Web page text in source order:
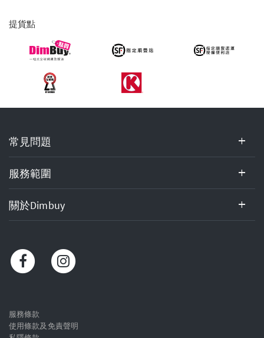
提貨點
見
問
題,
服
務
範
於
Dimbuy,
服
務
常見問題
服務範圍
關於Dimbuy
服務條款
使用條款及免責聲明